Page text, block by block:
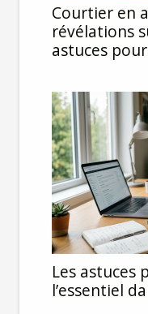
Courtier en
révélations
astuces
Les astuces
l’essentiel